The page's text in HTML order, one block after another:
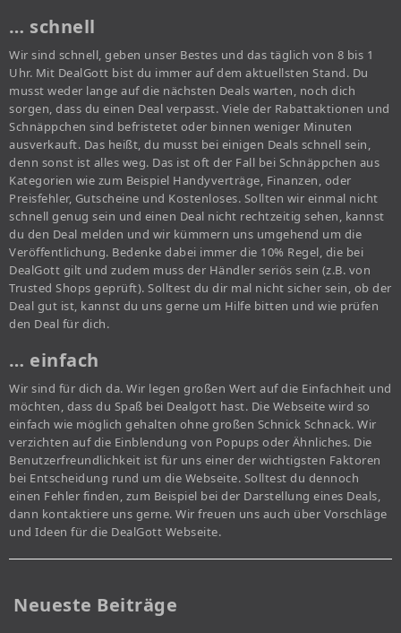
… schnell
Wir sind schnell, geben unser Bestes und das täglich von 8 bis 1
Uhr. Mit DealGott bist du immer auf dem aktuellsten Stand. Du
musst weder lange auf die nächsten Deals warten, noch dich
sorgen, dass du einen Deal verpasst. Viele der Rabattaktionen und
Schnäppchen sind befristetet oder binnen weniger Minuten
ausverkauft. Das heißt, du musst bei einigen Deals schnell sein,
denn sonst ist alles weg. Das ist oft der Fall bei Schnäppchen aus
Kategorien wie zum Beispiel Handyverträge, Finanzen, oder
Preisfehler, Gutscheine und Kostenloses. Sollten wir einmal nicht
schnell genug sein und einen Deal nicht rechtzeitig sehen, kannst
du den Deal melden und wir kümmern uns umgehend um die
Veröffentlichung. Bedenke dabei immer die 10% Regel, die bei
DealGott gilt und zudem muss der Händler seriös sein (z.B. von
Trusted Shops geprüft). Solltest du dir mal nicht sicher sein, ob der
Deal gut ist, kannst du uns gerne um Hilfe bitten und wie prüfen
den Deal für dich.
… einfach
Wir sind für dich da. Wir legen großen Wert auf die Einfachheit und
möchten, dass du Spaß bei Dealgott hast. Die Webseite wird so
einfach wie möglich gehalten ohne großen Schnick Schnack. Wir
verzichten auf die Einblendung von Popups oder Ähnliches. Die
Benutzerfreundlichkeit ist für uns einer der wichtigsten Faktoren
bei Entscheidung rund um die Webseite. Solltest du dennoch
einen Fehler finden, zum Beispiel bei der Darstellung eines Deals,
dann kontaktiere uns gerne. Wir freuen uns auch über Vorschläge
und Ideen für die DealGott Webseite.
Neueste Beiträge